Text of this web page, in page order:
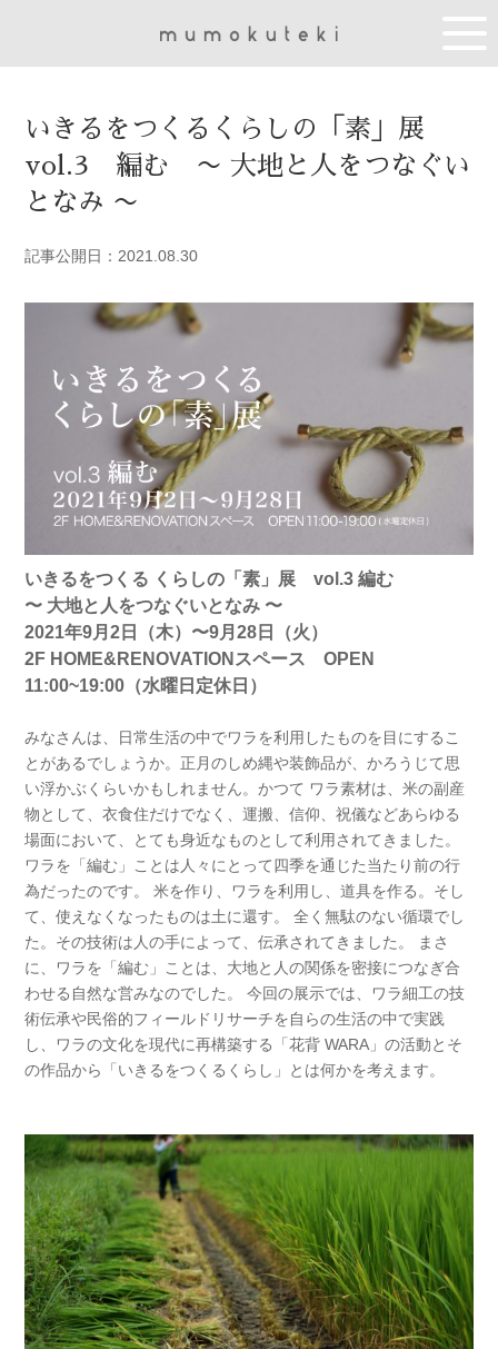
いきるをつくるくらしの「素」展
vol.3 編む 〜 大地と人をつなぐい
となみ 〜
記事公開日：2021.08.30
いきるをつくる くらしの「素」展 vol.3 編む
〜 大地と人をつなぐいとなみ 〜
2021年9月2日（木）〜9月28日（火）
2F HOME&RENOVATIONスペース OPEN
11:00~19:00（水曜日定休日）
みなさんは、日常生活の中でワラを利用したものを目にするこ
とがあるでしょうか。正月のしめ縄や装飾品が、かろうじて思
い浮かぶくらいかもしれません。かつて ワラ素材は、米の副産
物として、衣食住だけでなく、運搬、信仰、祝儀などあらゆる
場面において、とても身近なものとして利用されてきました。
ワラを「編む」ことは人々にとって四季を通じた当たり前の行
為だったのです。 米を作り、ワラを利用し、道具を作る。そし
て、使えなくなったものは土に還す。 全く無駄のない循環でし
た。その技術は人の手によって、伝承されてきました。 まさ
に、ワラを「編む」ことは、大地と人の関係を密接につなぎ合
わせる自然な営みなのでした。 今回の展示では、ワラ細工の技
術伝承や民俗的フィールドリサーチを自らの生活の中で実践
し、ワラの文化を現代に再構築する「花背 WARA」の活動とそ
の作品から「いきるをつくるくらし」とは何かを考えます。